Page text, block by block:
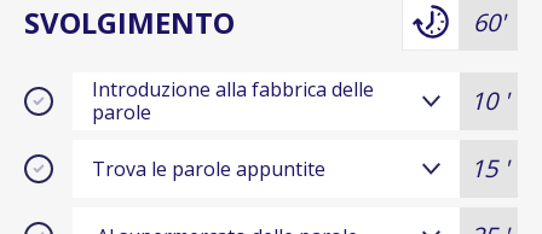
SVOLGIMENTO 60'
Introduzione alla fabbrica delle
parole
Trova le parole appuntite